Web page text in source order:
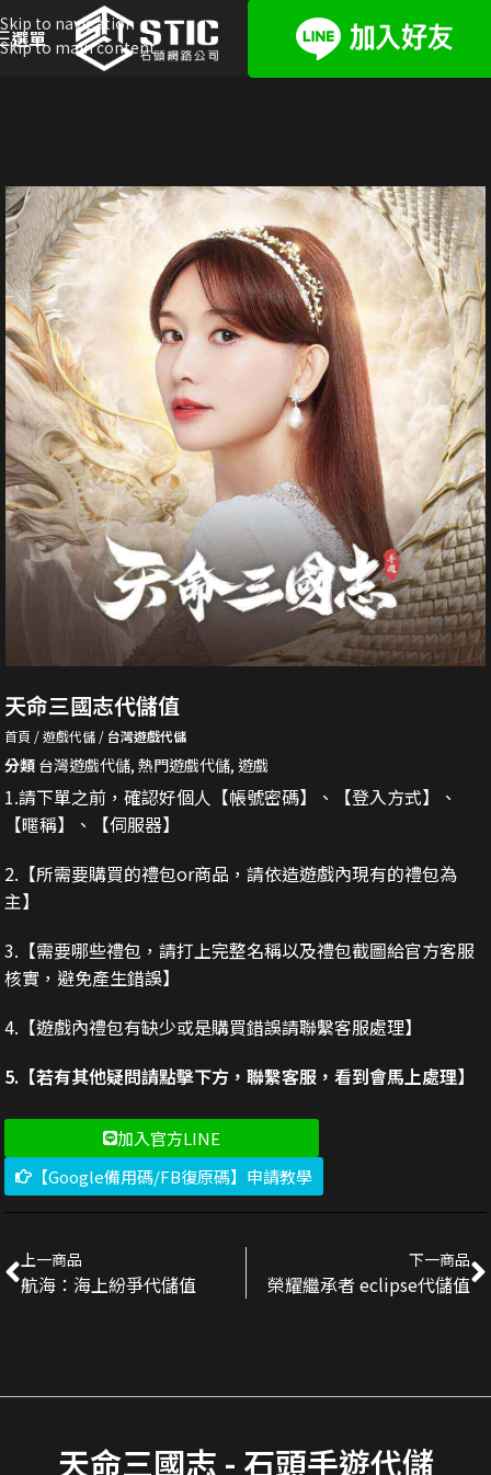
Skip to navigation
Skip to main content
選單
天命三國志代儲值
首頁 遊戲代儲 台灣遊戲代儲
分類 台灣遊戲代儲, 熱門遊戲代儲, 遊戲
1.請下單之前，確認好個人【帳號密碼】、【登入方式】、
【暱稱】、【伺服器】
2. 【所需要購買的禮包or商品，請依造遊戲內現有的禮包為
主】
3. 【需要哪些禮包，請打上完整名稱以及禮包截圖給官方客服
核實，避免產生錯誤】
4.【遊戲內禮包有缺少或是購買錯誤請聯繫客服處理】
5.【若有其他疑問請點擊下方，聯繫客服，看到會馬上處理】
加入官方LINE
【Google備用碼/FB復原碼】申請教學
上一商品
航海：海上紛爭代儲值
下一商品
榮耀繼承者 eclipse代儲值
天命三國志 - 石頭手遊代儲